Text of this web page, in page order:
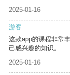
2025-01-16
游客
这款app的课程非常
己感兴趣的知识。
2025-01-16